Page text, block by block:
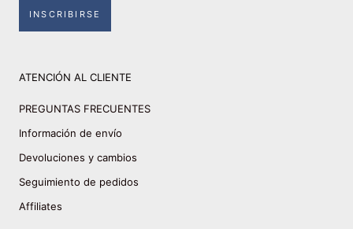
INSCRIBIRSE
ATENCIÓN AL CLIENTE
PREGUNTAS FRECUENTES
Información de envío
Devoluciones y cambios
Seguimiento de pedidos
Affiliates